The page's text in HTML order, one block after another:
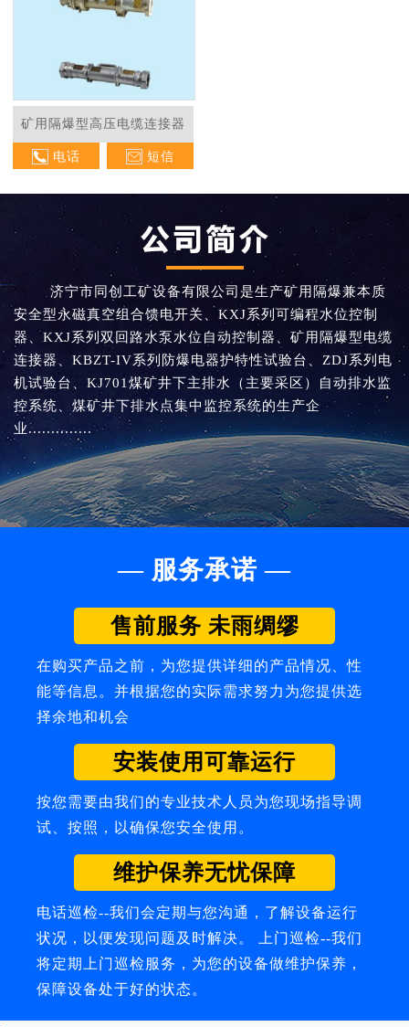
矿用隔爆型高压电缆连接器
电话 短信
济宁市同创工矿设备有限公司是生产矿用隔爆兼本质
安全型永磁真空组合馈电开关、KXJ系列可编程水位控制
器、KXJ系列双回路水泵水位自动控制器、矿用隔爆型电缆
连接器、KBZT-IV系列防爆电器护特性试验台、ZDJ系列电
机试验台、KJ701煤矿井下主排水（主要采区）自动排水监
控系统、煤矿井下排水点集中监控系统的生产企
业..............
— 服务承诺 —
售前服务 未雨绸缪
在购买产品之前，为您提供详细的产品情况、性
能等信息。并根据您的实际需求努力为您提供选
择余地和机会
安装使用可靠运行
按您需要由我们的专业技术人员为您现场指导调
试、按照，以确保您安全使用。
维护保养无忧保障
电话巡检--我们会定期与您沟通，了解设备运行
状况，以便发现问题及时解决。 上门巡检--我们
将定期上门巡检服务，为您的设备做维护保养，
保障设备处于好的状态。